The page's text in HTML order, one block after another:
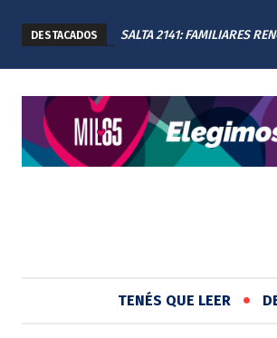
DESTACADOS
SALTA 2141: FAMILIARES
TENÉS QUE LEER